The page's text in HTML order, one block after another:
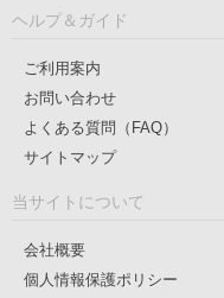
ヘルプ＆ガイド
ご利用案内
お問い合わせ
よくある質問（FAQ）
サイトマップ
当サイトについて
会社概要
個人情報保護ポリシー